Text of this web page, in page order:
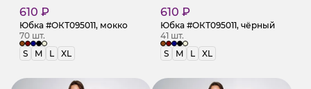
610 ₽
Юбка #ОКТ095011, мокко
70 шт.
S
M L XL
610 ₽
Юбка #ОКТ095011, чёрный
41 шт.
S
M L XL